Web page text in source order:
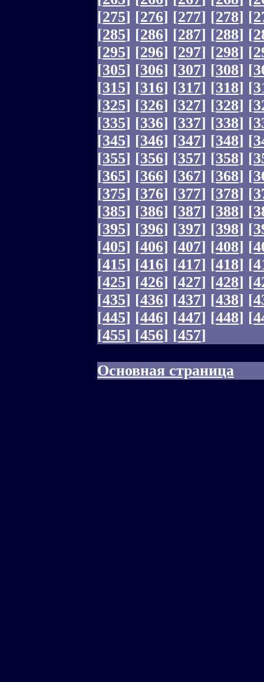
[275] [276] [277] [278] [
[285] [286] [287] [288] [
[295] [296] [297] [298] [
[305] [306] [307] [308] [
[315] [316] [317] [318] [
[325] [326] [327] [328] [
[335] [336] [337] [338] [
[345] [346] [347] [348] [
[355] [356] [357] [358] [
[365] [366] [367] [368] [
[375] [376] [377] [378] [
[385] [386] [387] [388] [
[395] [396] [397] [398] [
[405] [406] [407] [408] [
[415] [416] [417] [418] [
[425] [426] [427] [428] [
[435] [436] [437] [438] [
[445] [446] [447] [448] [
[455] [456] [457]
Основная страница